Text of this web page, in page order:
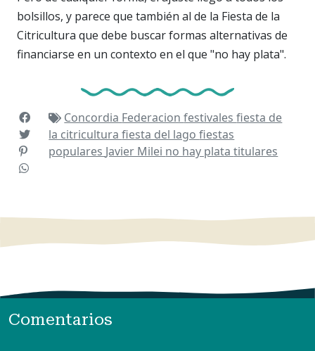
bolsillos, y parece que también al de la Fiesta de la
Citricultura que debe buscar formas alternativas de
financiarse en un contexto en el que "no hay plata".
Concordia Federacionfestivalesfiesta de
la citriculturafiesta del lagofiestas
populares Javier Milei no hay platatitulares
Comentarios